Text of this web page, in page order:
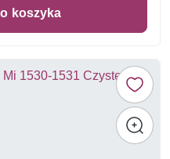
koszyka